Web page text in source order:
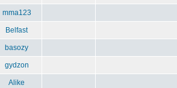
mma123
Belfast
basozy
gydzon
Alike